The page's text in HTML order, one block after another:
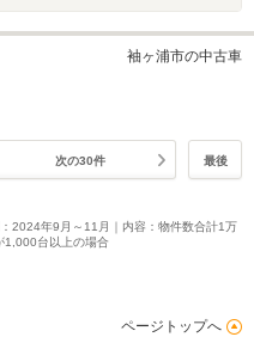
袖ヶ浦市の中古車
次の30件 最後
2024年9月～11月｜内容：物件数合計1万
1,000台以上の場合
ページトップへ